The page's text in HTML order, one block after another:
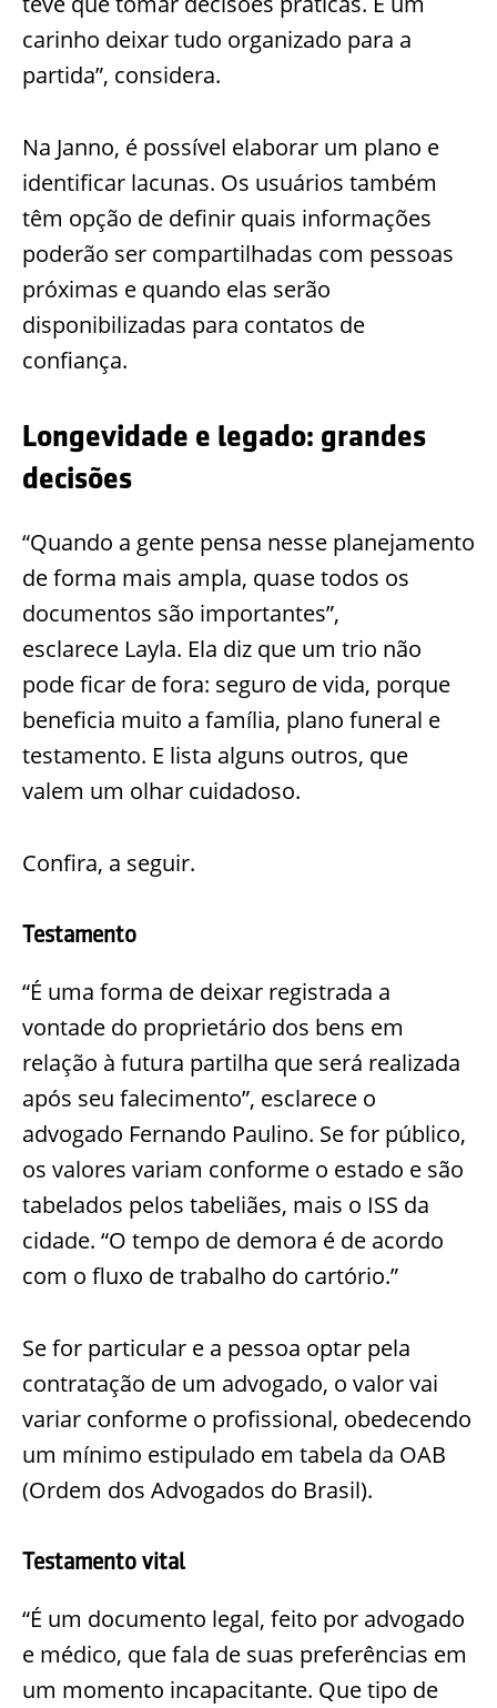
carinho deixar tudo organizado para a
partida”, considera.
Na Janno, é possível elaborar um plano e
identificar lacunas. Os usuários também
têm opção de definir quais informações
poderão ser compartilhadas com pessoas
próximas e quando elas serão
disponibilizadas para contatos de
confiança.
Longevidade e legado: grandes
decisões
“Quando a gente pensa nesse planejamento
de forma mais ampla, quase todos os
documentos são importantes”,
esclarece Layla. Ela diz que um trio não
pode ficar defora: seguro de vida, porque
beneficia muito a família, plano funeral e
testamento. E lista alguns outros, que
valem um olhar cuidadoso.
Confira, a seguir.
Testamento
“É uma forma de deixar registrada a
vontade do proprietário dos bens em
relação à futura partilha que será realizada
após seu falecimento”, esclarece o
advogado Fernando Paulino. Se for público,
os valores variam conforme o estado e são
tabelados pelos tabeliães, mais o ISS da
cidade. “O tempo de demora é de acordo
com o fluxo de trabalho do cartório.”
Se for particular e a pessoa optar pela
contratação de um advogado, o valor vai
variar conforme o profissional, obedecendo
um mínimo estipulado em tabela da OAB
(Ordem dos Advogados do Brasil).
Testamento vital
“É um documento legal, feito por advogado
e médico, que fala de suas preferências em
um momento incapacitante. Que tipo de